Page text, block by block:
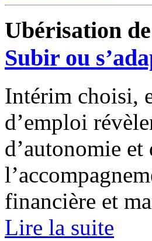
Ubérisation
Subir ou
Intérim choisi,
d’emploi
d’autonomie et
financière et
Lire la suite